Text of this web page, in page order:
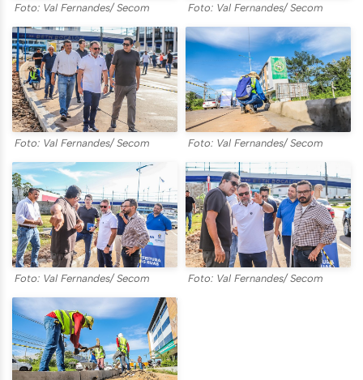
Foto: Val Fernandes/ Secom Foto: Val Fernandes/ Secom
Foto: Val Fernandes/ Secom Foto: Val Fernandes/ Secom
Foto: Val Fernandes/ Secom Foto: Val Fernandes/ Secom